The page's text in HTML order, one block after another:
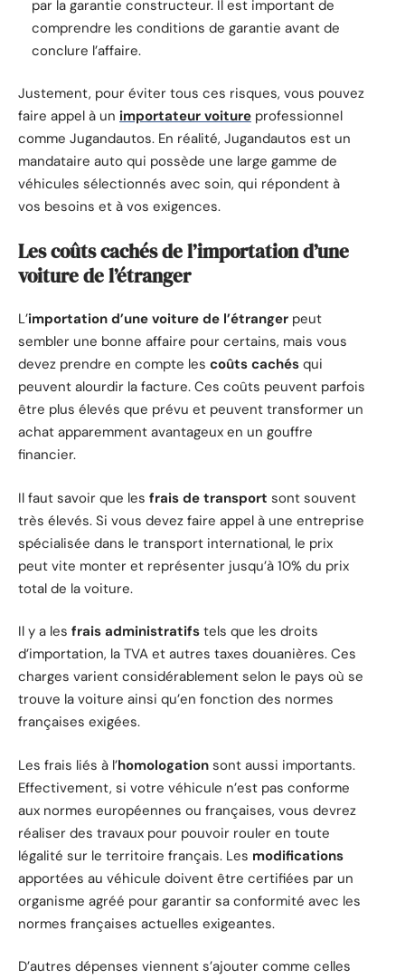
par la garantie constructeur. Il est important de
comprendre les conditions de garantie avant de
conclure l’affaire.
Justement, pour éviter tous ces risques, vous pouvez
faire appel à un importateur voiture professionnel
comme Jugandautos. En réalité, Jugandautos est un
mandataire auto qui possède une large gamme de
véhicules sélectionnés avec soin, qui répondent à
vos besoins et à vos exigences.
Les coûts cachés de l’importation d’une
voiture de l’étranger
L’importation d’une voiture de l’étranger peut
sembler une bonne affaire pour certains, mais vous
devez prendre en compte les coûts cachés qui
peuvent alourdir la facture. Ces coûts peuvent parfois
être plus élevés que prévu et peuvent transformer un
achat apparemment avantageux en un gouffre
financier.
Il faut savoir que les frais de transport sont souvent
très élevés. Si vous devez faire appel à une entreprise
spécialisée dans le transport international, le prix
peut vite monter et représenter jusqu’à 10% du prix
total de la voiture.
Il y a les frais administratifs tels que les droits
d’importation, la TVA et autres taxes douanières. Ces
charges varient considérablement selon le pays où se
trouve la voiture ainsi qu’en fonction des normes
françaises exigées.
Les frais liés à l’homologation sont aussi importants.
Effectivement, si votre véhicule n’est pas conforme
aux normes européennes ou françaises, vous devrez
réaliser des travaux pour pouvoir rouler en toute
légalité sur le territoire français. Les modifications
apportées au véhicule doivent être certifiées par un
organisme agréé pour garantir sa conformité avec les
normes françaises actuelles exigeantes.
D’autres dépenses viennent s’ajouter comme celles